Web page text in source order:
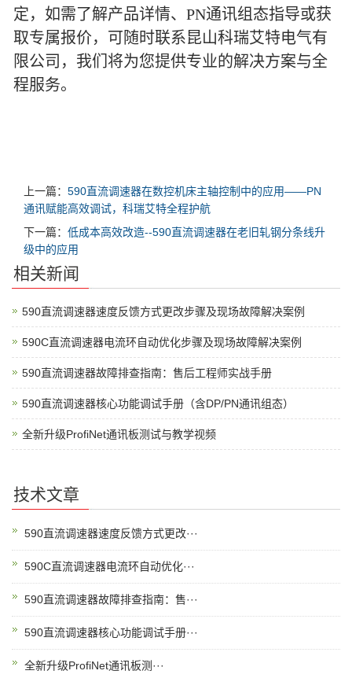
定，如需了解产品详情、PN通讯组态指导或获
取专属报价，可随时联系昆山科瑞艾特电气有
限公司，我们将为您提供专业的解决方案与全
程服务。
上一篇： 590直流调速器在数控机床主轴控制中的应用——PN
通讯赋能高效调试，科瑞艾特全程护航
下一篇： 低成本高效改造--590直流调速器在老旧轧钢分条线升
级中的应用
相关新闻
590直流调速器速度反馈方式更改步骤及现场故障解决案例
590C直流调速器电流环自动优化步骤及现场故障解决案例
590直流调速器故障排查指南：售后工程师实战手册
590直流调速器核心功能调试手册（含DP/PN通讯组态）
全新升级ProfiNet通讯板测试与教学视频
技术文章
590直流调速器速度反馈方式更改···
590C直流调速器电流环自动优化···
590直流调速器故障排查指南：售···
590直流调速器核心功能调试手册···
全新升级ProfiNet通讯板测···